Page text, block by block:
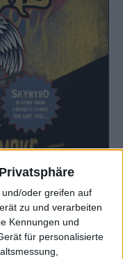
oder greifen auf
zu und verarbeiten
Kennungen und
für personalisierte